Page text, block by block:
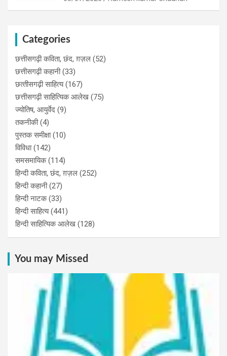
Categories
छत्तीसगढ़ी कविता, छंद, ग़ज़ल (52)
छत्तीसगढ़ी कहानी(33)
छत्‍तीसगढ़ी साहित्‍य(167)
छत्तीसगढ़ी साहित्यिक आलेख (75)
ज्योतिष, आयुर्वेद (9)
तकनीकी(4)
पुस्‍तक समीक्षा(10)
विविधा(142)
समसमायिक(114)
हिन्दी कविता, छंद, ग़ज़ल (252)
हिन्दी कहानी(27)
हिन्‍दी नाटक(33)
हिन्दी साहित्य(441)
हिन्दी साहित्यिक आलेख (128)
You may Missed